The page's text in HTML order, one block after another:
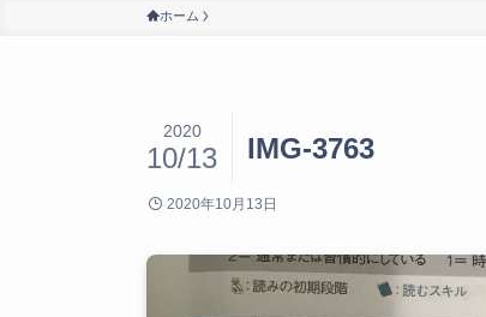
ホーム
IMG-3763
2020
10/13
2020年10月13日